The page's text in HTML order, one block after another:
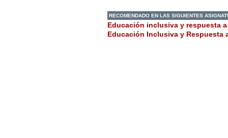
RECOMENDADO EN LAS SIGUIENTES
Educación inclusiva y respuesta
Educación Inclusiva y Respuesta